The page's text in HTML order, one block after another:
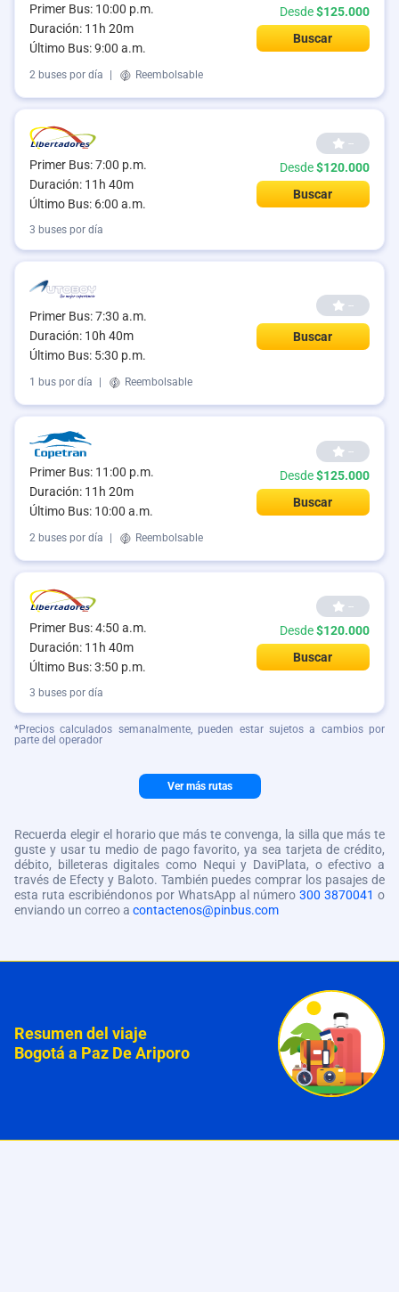
Primer Bus: 10:00 p.m.
Duración: 11h 20m
Último Bus: 9:00 a.m.
Desde$125.000
Buscar
2 buses por día Reembolsable
Primer Bus: 7:00 p.m.
Duración: 11h 40m
Último Bus: 6:00 a.m.
--
Desde$120.000
Buscar
3 buses por día
Primer Bus: 7:30 a.m.
Duración: 10h 40m
Último Bus: 5:30 p.m.
--
Buscar
1 bus por día Reembolsable
Primer Bus: 11:00 p.m.
Duración: 11h 20m
Último Bus: 10:00 a.m.
--
Desde$125.000
Buscar
2 buses por día Reembolsable
Primer Bus: 4:50 a.m.
Duración: 11h 40m
Último Bus: 3:50 p.m.
--
Desde$120.000
Buscar
3 buses por día
*Precios calculados semanalmente, pueden estar sujetos a cambios por
parte del operador
Ver más rutas
Recuerda elegir el horario que más te convenga, la silla que más te
guste y usar tu medio de pago favorito, ya sea tarjeta de crédito,
débito, billeteras digitales como Nequi y DaviPlata, o efectivo a
través de Efecty y Baloto. También puedes comprar los pasajes de
esta ruta escribiéndonos por WhatsApp al número 300 3870041 o
enviando un correo a contactenos@pinbus.com
Resumen del viaje
Bogotá a Paz De Ariporo